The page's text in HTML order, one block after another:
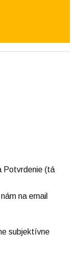
Potvrdenie (tá
na email
subjektívne